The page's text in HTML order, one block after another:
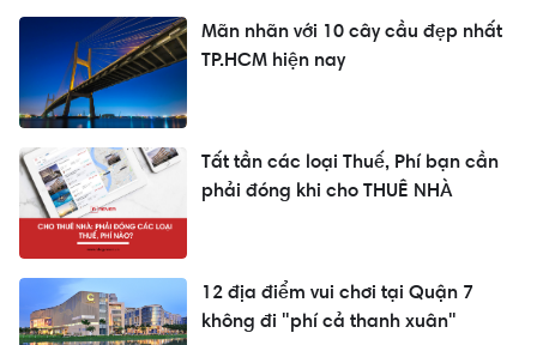
Mãn nhãn với 10 cây cầu đẹp nhất
TP.HCM hiện nay
Tất tần các loại Thuế, Phí bạn cần
phải đóng khi cho THUÊ NHÀ
12 địa điểm vui chơi tại Quận 7
không đi "phí cả thanh xuân"